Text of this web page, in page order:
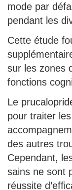
mode par
pendant les
Cette étude
sur les zones
fonctions
Le
pour traiter
des autres
Cependant,
sains ne sont
réussite